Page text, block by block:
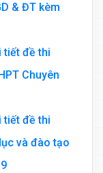
& ĐT kèm
tiết đề thi
Chuyên
tiết đề thi
và đào tạo